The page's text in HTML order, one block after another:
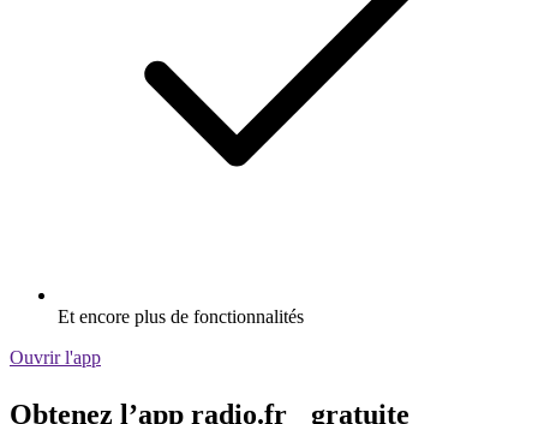
Et encore plus de fonctionnalités
Ouvrir l'app
Obtenez l’app radio.fr gratuite